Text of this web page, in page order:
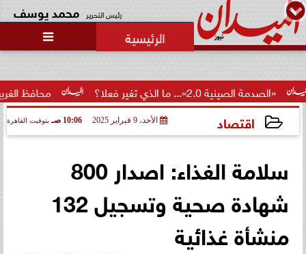
رئيس التحرير محمد يوسف

محافظ الغربية يكرم 100 من أوائل الجمهورية والمحافظة ويؤكد: الاستثمار... الذي تغير فعلا؟
اقتصاد الأحد، 9 فبراير 2025 10:06 صـ بتوقيت القاهرة
سلامة الغذاء: اصدار 800
شهادة صحية وتسجيل 132
منشأة غذائية